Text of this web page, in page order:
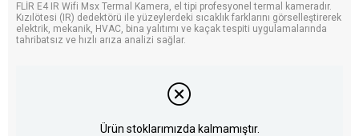
FLİR E4 IR Wifi Msx Termal Kamera, el tipi profesyonel termal kameradır.
Kızılötesi (IR) dedektörü ile yüzeylerdeki sıcaklık farklarını görselleştirerek
elektrik, mekanik, HVAC, bina yalıtımı ve kaçak tespiti uygulamalarında
tahribatsız ve hızlı arıza analizi sağlar.
Ürün stoklarımızda kalmamıştır.